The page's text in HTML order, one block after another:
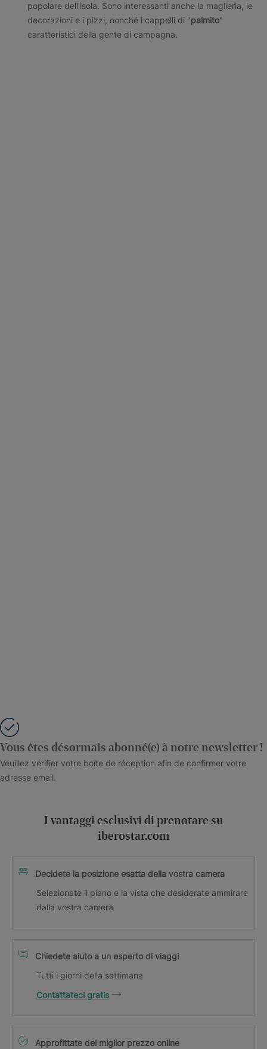
popolare dell'isola. Sono interessanti anche la maglieria, le
decorazioni e i pizzi, nonché i cappelli di "palmito"
caratteristici della gente di campagna.
Vous êtes désormais abonné(e) à notre newsletter !
Veuillez vérifier votre boîte de réception afin de confirmer votre
adresse email.
I vantaggi esclusivi di prenotare su
iberostar.com
Decidete la posizione esatta della vostra camera
Selezionate il piano e la vista che desiderate ammirare
dalla vostra camera
Chiedete aiuto a un esperto di viaggi
Tutti i giorni della settimana
Contattateci gratis
Approfittate del miglior prezzo online